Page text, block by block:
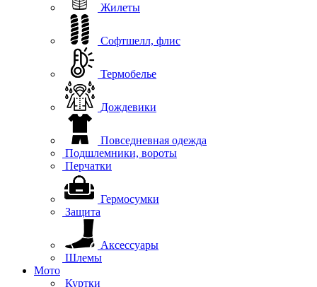
Жилеты
Софтшелл, флис
Термобелье
Дождевики
Повседневная одежда
Подшлемники, вороты
Перчатки
Гермосумки
Защита
Аксессуары
Шлемы
Мото
Куртки